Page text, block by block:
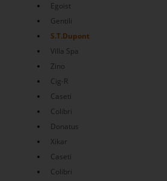
Egoist
Gentili
S.T.Dupont
Villa Spa
Zino
Cig-R
Caseti
Colibri
Donatus
Xikar
Caseti
Colibri